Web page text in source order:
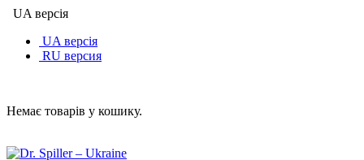
UA версія
UA версія
RU версия
Немає товарів у кошику.